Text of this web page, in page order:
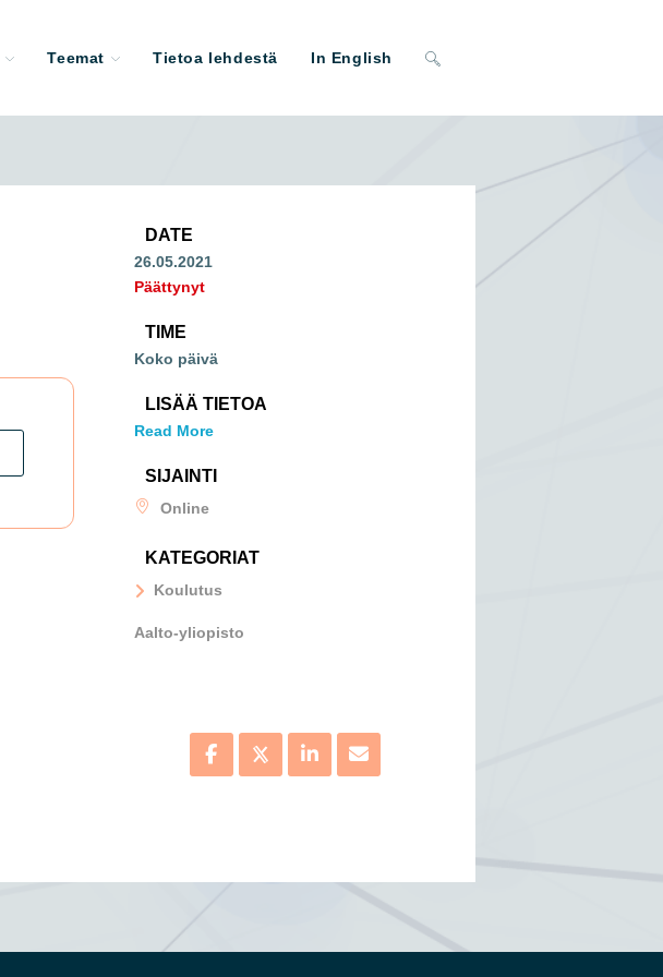
Teemat Tietoa lehdestä In English Toggle
DATE
26.05.2021
Päättynyt
TIME
Koko päivä
LISÄÄ TIETOA
Read More
SIJAINTI
Online
KATEGORIAT
Koulutus
Aalto-yliopisto